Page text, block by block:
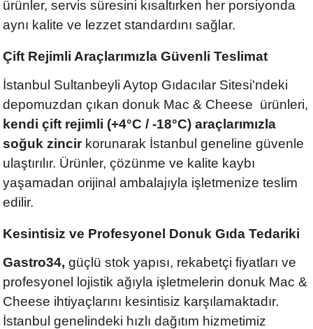
ürünler, servis süresini kısaltırken her porsiyonda
aynı kalite ve lezzet standardını sağlar.
Çift Rejimli Araçlarımızla Güvenli Teslimat
İstanbul Sultanbeyli Aytop Gıdacılar Sitesi'ndeki
depomuzdan çıkan donuk Mac & Cheese ürünleri,
kendi çift rejimli (+4°C / -18°C) araçlarımızla
soğuk zincir korunarak İstanbul geneline güvenle
ulaştırılır. Ürünler, çözünme ve kalite kaybı
yaşamadan orijinal ambalajıyla işletmenize teslim
edilir.
Kesintisiz ve Profesyonel Donuk Gıda Tedariki
Gastro34, güçlü stok yapısı, rekabetçi fiyatları ve
profesyonel lojistik ağıyla işletmelerin donuk Mac &
Cheese ihtiyaçlarını kesintisiz karşılamaktadır.
İstanbul genelindeki hızlı dağıtım hizmetimiz